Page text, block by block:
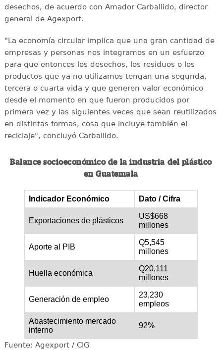
desechos, de acuerdo con Amador Carballido, director
general de Agexport.
"La economía circular implica que una gran cantidad de
empresas y personas nos integramos en un esfuerzo
para que entonces los desechos, los residuos o los
productos que ya no utilizamos tengan una segunda,
tercera o cuarta vida y que generen valor económico
desde el momento en que fueron producidos por
primera vez y las siguientes veces que sean reutilizados
en distintas formas, cosa que incluye también el
reciclaje", concluyó Carballido.
Balance socioeconómico de la industria del plástico
en Guatemala
Indicador Económico Dato / Cifra
Exportaciones de plásticos
US$668
millones
Aporte al PIB
Q5,545
millones
Huella económica
Q20,111
millones
Generación de empleo
23,230
empleos
Abastecimiento mercado
interno
92%
Fuente: Agexport / CIG